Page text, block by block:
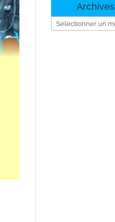
Archives
Archives